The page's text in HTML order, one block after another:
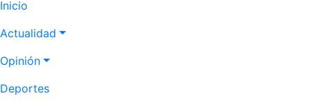
principal
Inicio
Actualidad
Opinión
Deportes